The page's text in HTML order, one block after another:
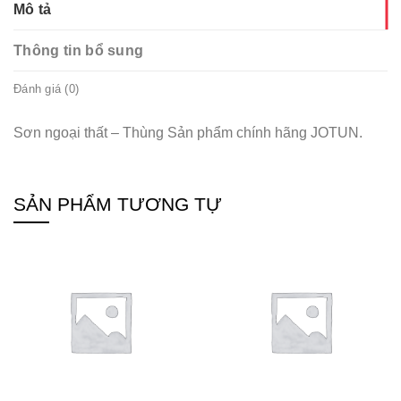
Mô tả
Thông tin bổ sung
Đánh giá (0)
Sơn ngoại thất – Thùng Sản phẩm chính hãng JOTUN.
SẢN PHẨM TƯƠNG TỰ